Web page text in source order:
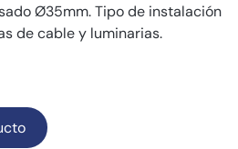
Ø35mm. Tipo de instalación
de cable y luminarias.